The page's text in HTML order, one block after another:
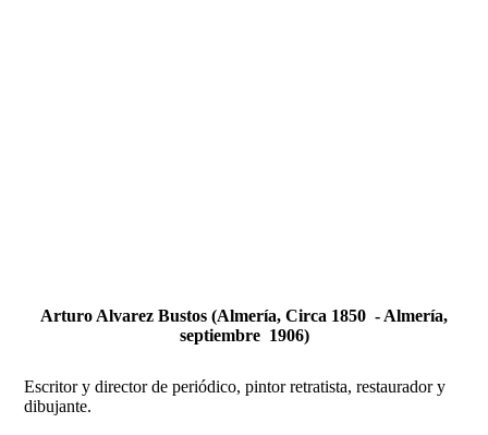
Arturo Alvarez Bustos (Almería, Circa 1850 - Almería,
septiembre 1906)
Escritor y director de periódico, pintor retratista, restaurador y
dibujante.